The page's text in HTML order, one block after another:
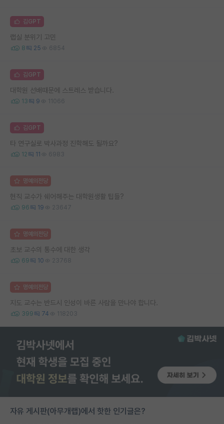
김GPT
랩실 분위기 고민
8 25 6854
김GPT
대학원 선배때문에 스트레스 받습니다.
13 9 11066
김GPT
타 연구실로 박사과정 진학해도 될까요?
12 11 6983
명예의전당
현직 교수가 쉐어해주는 대학원생활 팁들?
96 19 23647
명예의전당
초보 교수의 통수에 대한 생각
69 10 23768
명예의전당
지도 교수는 반드시 인성이 바른 사람을 만나야 합니다.
399 74 118203
자유 게시판(아무개랩)에서 핫한 인기글은?